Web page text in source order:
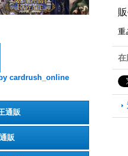
cardrush_online
通販
販
重
在